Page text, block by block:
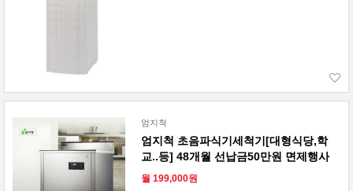
엄지척
엄지척 초음파식기세척기[대형식당,학
교..등] 48개월 선납금50만원 면제행사
월 199,000원